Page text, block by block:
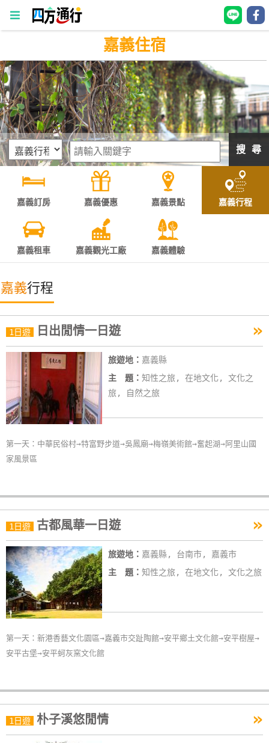
四
方
通
行
訂
房
灣
訂
直接跟飯店訂房HOT
特
民
宿
球
租
車
網
你
玩
玩
樂
地
圖
客
服
顧
客
滿
嘉義住宿
搜 尋
嘉義訂房 嘉義優惠 嘉義景點 嘉義行程
嘉義租車 嘉義觀光工廠 嘉義體驗
嘉義行程
1日遊 日出閒情一日遊 »
旅遊地： 嘉義縣
主 題： 知性之旅, 在地文化, 文化之
旅, 自然之旅
第一天：中華民俗村→特富野步道→吳鳳廟→梅嶺美術館→奮起湖→阿里山國
家風景區
1日遊 古都風華一日遊 »
旅遊地： 嘉義縣, 台南市, 嘉義市
主 題： 知性之旅, 在地文化, 文化之旅
第一天：新港香藝文化園區→嘉義市交趾陶館→安平鄉土文化館→安平樹屋→
安平古堡→安平蚵灰窯文化館
1日遊 朴子溪悠閒情 »